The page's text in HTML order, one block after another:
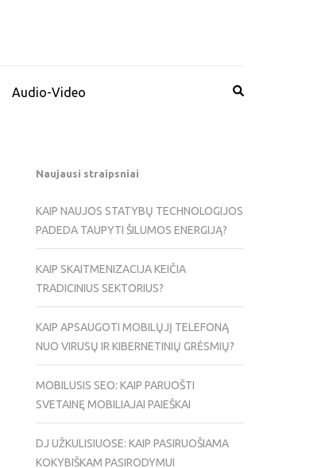
Audio-Video
Naujausi straipsniai
KAIP NAUJOS STATYBŲ TECHNOLOGIJOS
PADEDA TAUPYTI ŠILUMOS ENERGIJĄ?
KAIP SKAITMENIZACIJA KEIČIA
TRADICINIUS SEKTORIUS?
KAIP APSAUGOTI MOBILŲJĮ TELEFONĄ
NUO VIRUSŲ IR KIBERNETINIŲ GRĖSMIŲ?
MOBILUSIS SEO: KAIP PARUOŠTI
SVETAINĘ MOBILIAJAI PAIEŠKAI
DJ UŽKULISIUOSE: KAIP PASIRUOŠIAMA
KOKYBIŠKAM PASIRODYMUI